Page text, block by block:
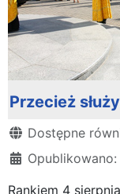
Przecież
Szczegóły
Dostępne
Rankiem 4